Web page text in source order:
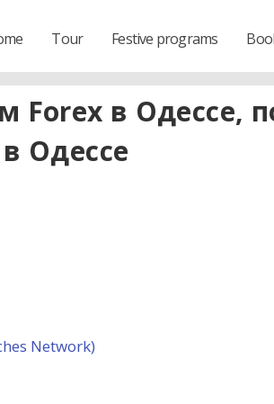
Tour Festive programs
в Одессе,
Одессе
Network)